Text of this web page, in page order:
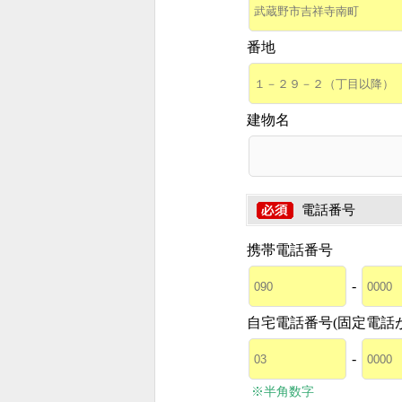
番地
建物名
電話番号
携帯電話番号
-
自宅電話番号(固定電話
-
※半角数字